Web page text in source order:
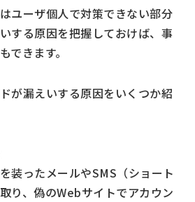
ユーザ個人で対策できない部分
する原因を把握しておけば、事
できます。
が漏えいする原因をいくつか紹
装ったメールやSMS（ショート
り、偽のWebサイトでアカウン